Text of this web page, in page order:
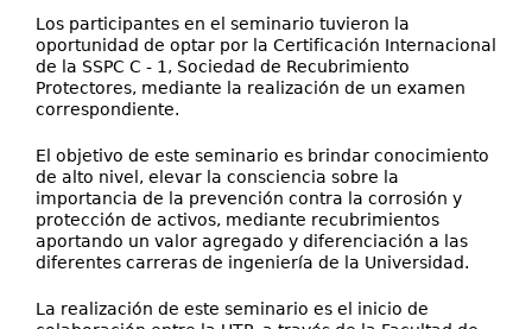
Los participantes en el seminario tuvieron la
oportunidad de optar por la Certificación Internacional
de la SSPC C - 1, Sociedad de Recubrimiento
Protectores, mediante la realización de un examen
correspondiente.
El objetivo de este seminario es brindar conocimiento
de alto nivel, elevar la consciencia sobre la
importancia de la prevención contra la corrosión y
protección de activos, mediante recubrimientos
aportando un valor agregado y diferenciación a las
diferentes carreras de ingeniería de la Universidad.
La realización de este seminario es el inicio de